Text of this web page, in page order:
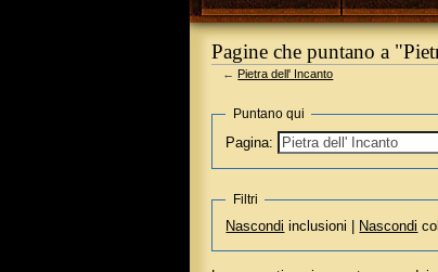
Pagine che puntano a
← Pietra dell' Incanto
Puntano qui
Pagina:
Filtri
Nascondi inclusioni | Nascondi